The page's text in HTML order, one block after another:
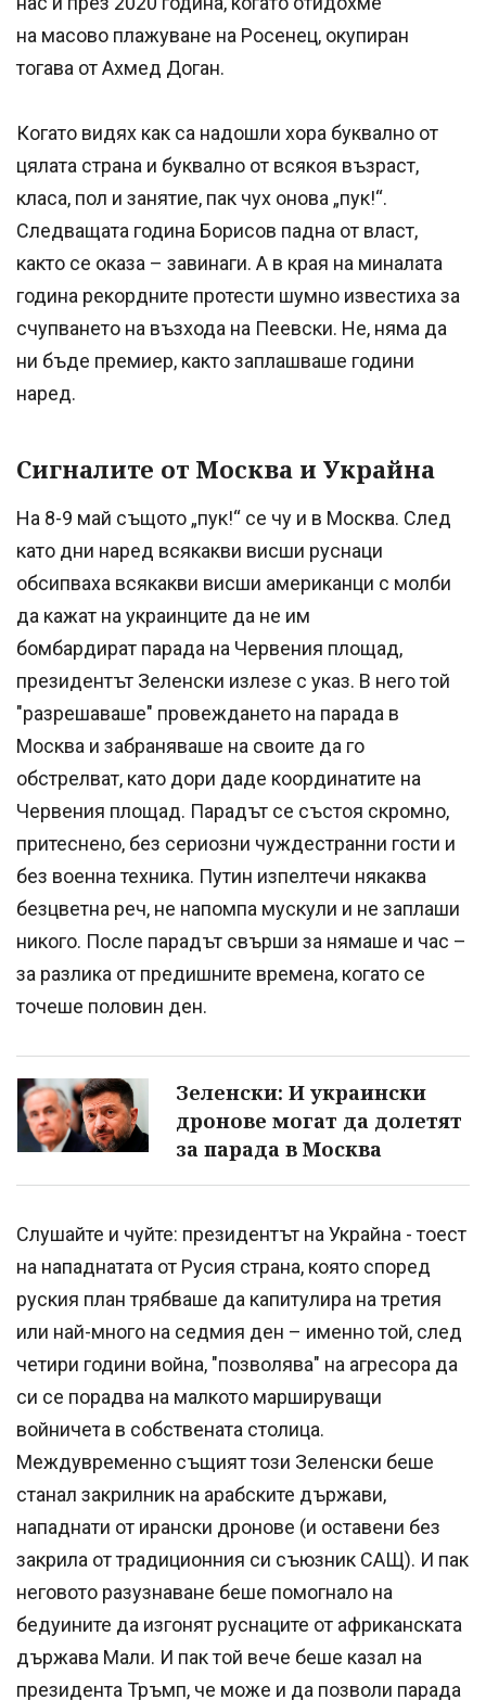
на масово плажуване на Росенец, окупиран
тогава от Ахмед Доган.
Когато видях как са надошли хора буквално от
цялата страна и буквално от всякоя възраст,
класа, пол и занятие, пак чух онова „пук!“.
Следващата година Борисов падна от власт,
както се оказа – завинаги. А в края на миналата
година рекордните протести шумно известиха за
счупването на възхода на Пеевски. Не, няма да
ни бъде премиер, както заплашваше години
наред.
Сигналите от Москва и Украйна
На 8-9 май същото „пук!“ се чу и в Москва. След
като дни наред всякакви висши руснаци
обсипваха всякакви висши американци с молби
да кажат на украинците да не им
бомбардират парада на Червения площад,
президентът Зеленски излезе с указ. В него той
"разрешаваше" провеждането на парада в
Москва и забраняваше на своите да го
обстрелват, като дори даде координатите на
Червения площад. Парадът се състоя скромно,
притеснено, без сериозни чуждестранни гости и
без военна техника. Путин изпелтечи някаква
безцветна реч, не напомпа мускули и не заплаши
никого. После парадът свърши за нямаше и час –
за разлика от предишните времена, когато се
точеше половин ден.
Зеленски: И украински
дронове могат да долетят
за парада в Москва
Слушайте и чуйте: президентът на Украйна - тоест
на нападнатата от Русия страна, която според
руския план трябваше да капитулира на третия
или най-много на седмия ден – именно той, след
четири години война, "позволява" на агресора да
си се порадва на малкото маршируващи
войничета в собствената столица.
Междувременно същият този Зеленски беше
станал закрилник на арабските държави,
нападнати от ирански дронове (и оставени без
закрила от традиционния си съюзник САЩ). И пак
неговото разузнаване беше помогнало на
бедуините да изгонят руснаците от африканската
държава Мали. И пак той вече беше казал на
президента Тръмп, че може и да позволи парада